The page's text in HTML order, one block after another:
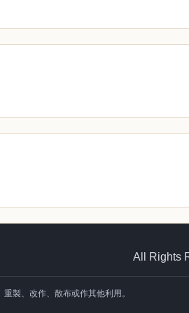
All Rights
製、改作、散布或作其他利用。